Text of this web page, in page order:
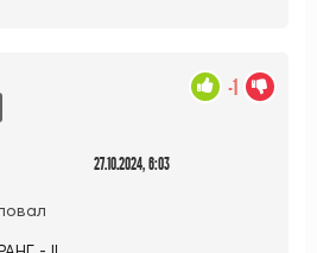
27.10.2024, 6:03
-1